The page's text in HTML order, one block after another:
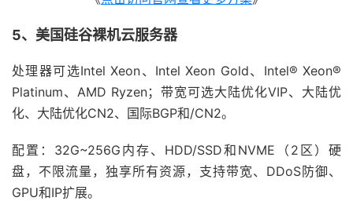
5、美国硅谷裸机云服务器
处理器可选Intel Xeon、Intel Xeon Gold、Intel® Xeon®
Platinum、AMD Ryzen；带宽可选大陆优化VIP、大陆优
化、大陆优化CN2、国际BGP和/CN2。
配置：32G~256G内存、HDD/SSD和NVME（2区）硬
盘，不限流量，独享所有资源，支持带宽、DDoS防御、
GPU和IP扩展。